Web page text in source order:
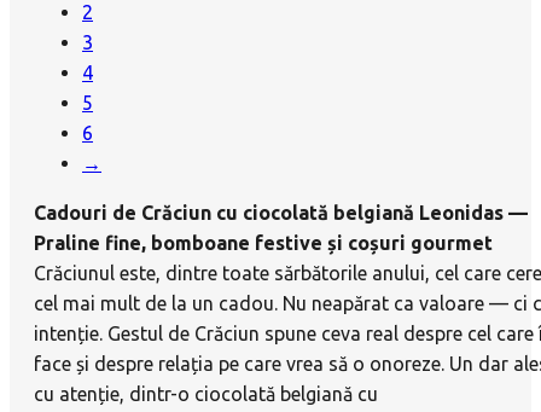
2
3
4
5
6
→
Cadouri de Crăciun cu ciocolată belgiană Leonidas —
Praline fine, bomboane festive și coșuri gourmet
Crăciunul este, dintre toate sărbătorile anului, cel care cere
cel mai mult de la un cadou. Nu neapărat ca valoare — ci
intenție. Gestul de Crăciun spune ceva real despre cel care
face și despre relația pe care vrea să o onoreze. Un dar
cu atenție, dintr-o ciocolată belgiană cu